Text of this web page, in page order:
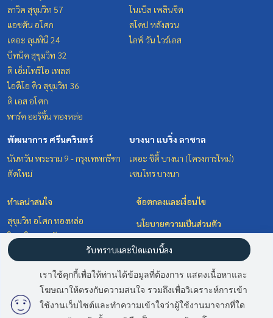
มี2คนกำลังดูประกาศนี้
ลาวิค สุขุมวิท 57
แอชตัน อโศก
เดอะ ลุมพินี 24
บีทนิค สุขุมวิท 32
ดิ เอ็มโพริโอ เพลส
ไอดีโอ คิว สุขุมวิท 36
ดิ เอส อโศก
พาร์ค ออริจิ้น ทองหล่อ
โนเบิล เพลินจิต
สโคป หลังสวน
ไลฟ์ วัน ไวร์เลส
พัฒนาการ ศรีนครินทร์
นันทวัน พระราม 9 - กรุงเทพกรีฑา
ตัดใหม่
บางนา แบริ่ง ลาซาล
เดอะ ซิตี้ บางนา (โครงการใหม่)
เซนโทร บางนา
ทำเลน่าสนใจ
สุขุมวิท อโศก ทองหล่อ
วิทยุ ชิดลม หลังสวน
บางนา แบริ่ง ลาซาล
พัฒนาการ ศรีนครินทร์
ข้อตกลงและเงื่อนไข
นโยบายความเป็นส่วนตัว
เกี่ยวกับเรา
วิธีการฝากขาย-เช่า
ติดต่อ
เราใช้คุกกี้เพื่อให้ท่านได้ข้อมูลที่ต้องการ แสดงเนื้อหาและ
โฆษณาให้ตรงกับความสนใจ รวมถึงเพื่อวิเคราะห์การเข้า
ใช้งานเว็บไซต์และทำความเข้าใจว่าผู้ใช้งานมาจากที่ใด
รับทราบและปิดแถบนี้ลง